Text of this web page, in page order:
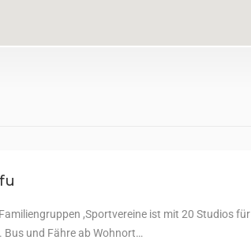
,Sportvereine ist mit 20 Studios für
und Fähre ab Wohnort…